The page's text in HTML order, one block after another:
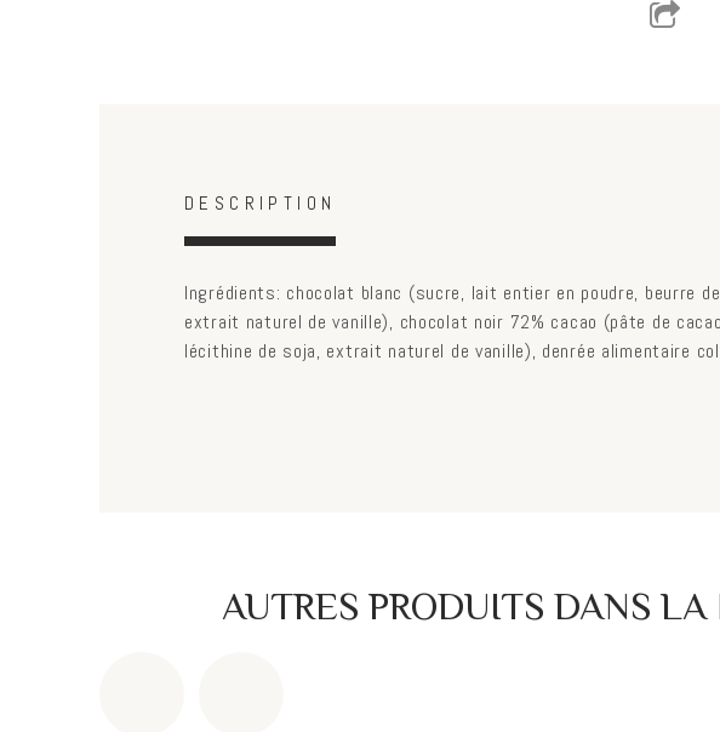
Horizontal Tabs
DESCRIPTION
Ingrédients: chocolat blanc (sucre, lait entier en poudre, beurre
extrait naturel de vanille), chocolat noir 72% cacao (pâte de
lécithine de soja, extrait naturel de vanille), denrée alimentaire
AUTRES PRODUITS DANS